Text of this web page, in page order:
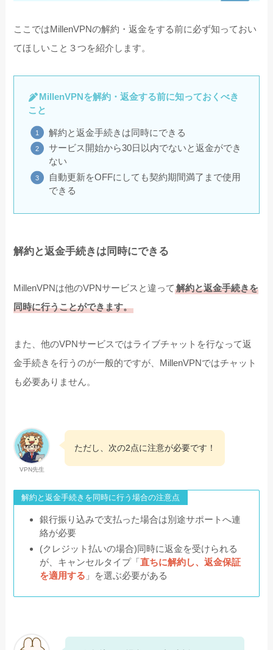
ここではMillenVPNの解約・返金をする前に必ず知っておい
てほしいこと３つを紹介します。
MillenVPNを解約・返金する前に知っておくべき
こと
解約と返金手続きは同時にできる
サービス開始から30日以内でないと返金ができ
ない
自動更新をOFFにしても契約期間満了まで使用
できる
解約と返金手続きは同時にできる
MillenVPNは他のVPNサービスと違って解約と返金手続きを
同時に行うことができます。
また、他のVPNサービスではライブチャットを行なって返
金手続きを行うのが一般的ですが、MillenVPNではチャット
も必要ありません。
VPN先生
ただし、次の2点に注意が必要です！
解約と返金手続きを同時に行う場合の注意点
銀行振り込みで支払った場合は別途サポートへ連
絡が必要
(クレジット払いの場合)同時に返金を受けられる
が、キャンセルタイプ「直ちに解約し、返金保証
を適用する 」を選ぶ必要がある